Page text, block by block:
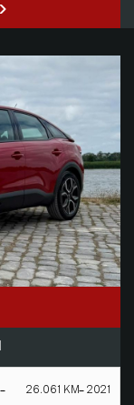
26.061 KM 2021